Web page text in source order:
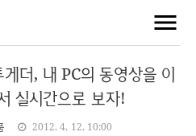
더, 내 PC의 동영상을 이
실시간으로 보자!
2012. 4. 12. 10:00